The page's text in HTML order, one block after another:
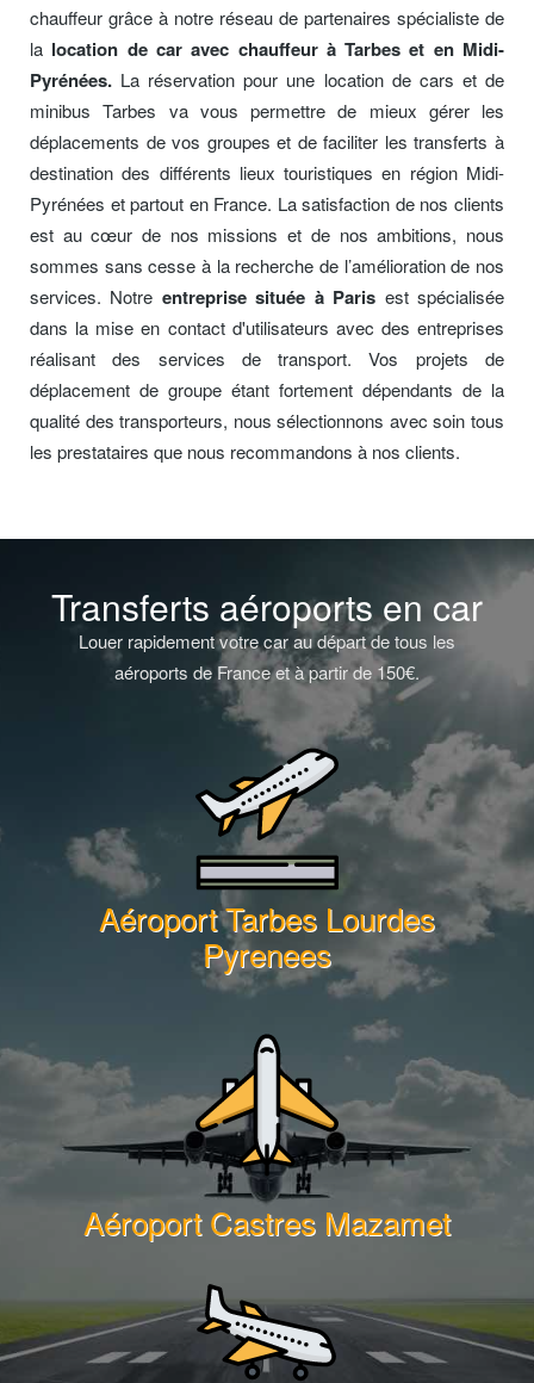
chauffeur grâce à notre réseau de partenaires spécialiste de
la location de car avec chauffeur à Tarbes et en Midi-
Pyrénées. La réservation pour une location de cars et de
minibus Tarbes va vous permettre de mieux gérer les
déplacements de vos groupes et de faciliter les transferts à
destination des différents lieux touristiques en région Midi-
Pyrénées et partout en France. La satisfaction de nos clients
est au cœur de nos missions et de nos ambitions, nous
sommes sans cesse à la recherche de l’amélioration de nos
services. Notre entreprise située à Paris est spécialisée
dans la mise en contact d'utilisateurs avec des entreprises
réalisant des services de transport. Vos projets de
déplacement de groupe étant fortement dépendants de la
qualité des transporteurs, nous sélectionnons avec soin tous
les prestataires que nous recommandons à nos clients.
Transferts aéroports en car
Louer rapidement votre car au départ de tous les
aéroports de France et à partir de 150€.
Aéroport Tarbes Lourdes
Pyrenees
Aéroport Castres Mazamet